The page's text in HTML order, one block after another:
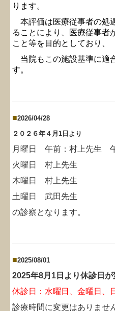
ります。
本評価は医療従事者の処
ることにより、医療従事者
こと等を目的としており、
当院もこの施設基準に適
す。
■2026/04/28
２０２６年４月1日より
月曜日 午前：村上先生
火曜日村上先生
木曜日 村上先生
土曜日 武田先生
の診察となります。
■2025/08/01
2025年8月1日より休診日が
休診日：水曜日、金曜日、
診療時間に変更はありませ